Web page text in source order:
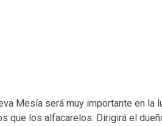
Mesía será muy importante en
que los alfacarelos. Dirigirá el